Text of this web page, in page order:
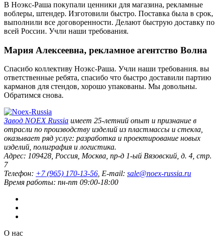
В Ноэкс-Раша покупали ценники для магазина, рекламные
воблеры, штендер. Изготовили быстро. Поставка была в срок,
выполнили все договоренности. Делают быструю доставку по
всей России. Учли наши требования.
Мария Алексеевна, рекламное агентство Волна
Спасибо коллективу Ноэкс-Раша. Учли наши требования. вы
ответственные ребята, спасибо что быстро доставили партию
карманов для стендов, хорошо упакованы. Мы довольны.
Обратимся снова.
Завод NOEX Russia имеет 25-летний опыт и признание в
отрасли по производству изделий из пластмассы и стекла,
оказывает ряд услуг: разработка и проектирование новых
изделий, полиграфия и логистика.
Адрес: 109428, Россия, Москва, пр-д 1-ый Вязовский, д. 4, стр.
7
Телефон: +7 (965) 170-13-56, E-mail: sale@noex-russia.ru
Время работы: пн-пт 09:00-18:00
О нас